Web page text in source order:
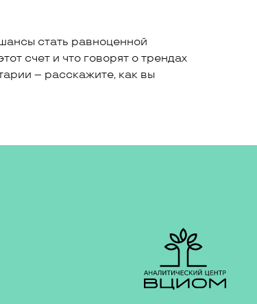
стать равноценной
счет и что говорят о трендах
– расскажите, как вы